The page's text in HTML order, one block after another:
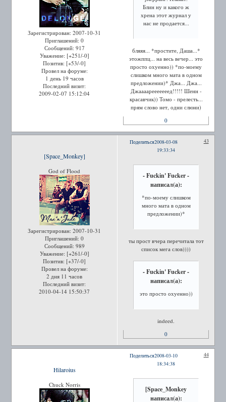
Зарегистрирован: 2007-10-31
Приглашений: 0
Сообщений: 917
Уважение: [+251/-0]
Позитив: [+53/-0]
Провел на форуме:
1 день 19 часов
Последний визит:
2009-02-07 15:12:04
Блин ну и какого ж
хрена этот журнал у
нас не продается...
бляяя... *простите, Даша...*
этожппц... на весь вечер... это
просто охуенно)) *по-моему
слишком много мата в одном
предложении)* Джа... Джа...
Джаааарееееееед!!!!! Шенн -
красавчик)) Томо - прелесть...
прям слово нет, одни слюни)
0
Поделиться 43
2008-03-08
19:33:34
[Space_Monkey]
God of Flood
Зарегистрирован: 2007-10-31
Приглашений: 0
Сообщений: 989
Уважение: [+261/-0]
Позитив: [+37/-0]
Провел на форуме:
2 дня 11 часов
Последний визит:
2010-04-14 15:50:37
- Fuckin' Fucker -
написал(а):
*по-моему слишком
много мата в одном
предложении)*
ты прост вчера перечитала тот
список мега слов))))
- Fuckin' Fucker -
написал(а):
это просто охуенно))
indeed.
0
Поделиться 44
2008-03-10
18:34:38
Hilaroius
Chuck Norris
[Space_Monkey
написал(а):